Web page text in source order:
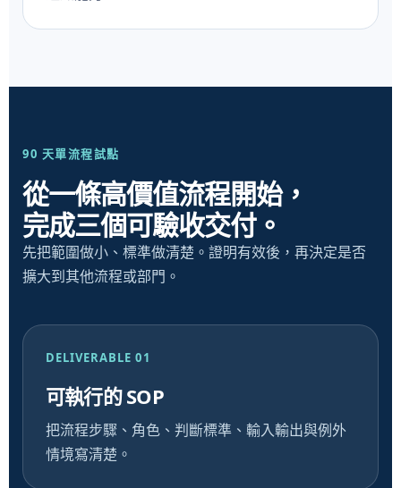
90 天單流程試點
從一條高價值流程開始，
完成三個可驗收交付。
先把範圍做小、標準做清楚。證明有效後，再決定是否
擴大到其他流程或部門。
DELIVERABLE 01
可執行的 SOP
把流程步驟、角色、判斷標準、輸入輸出與例外
情境寫清楚。